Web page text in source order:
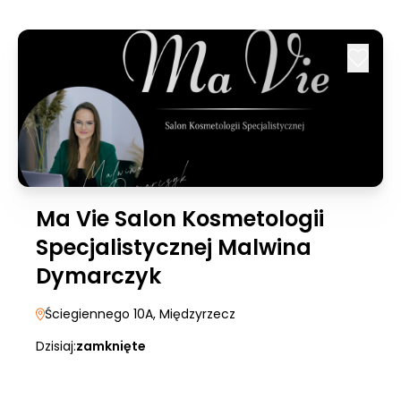
Ma Vie Salon Kosmetologii
Specjalistycznej Malwina
Dymarczyk
Ściegiennego 10A, Międzyrzecz
Dzisiaj:zamknięte